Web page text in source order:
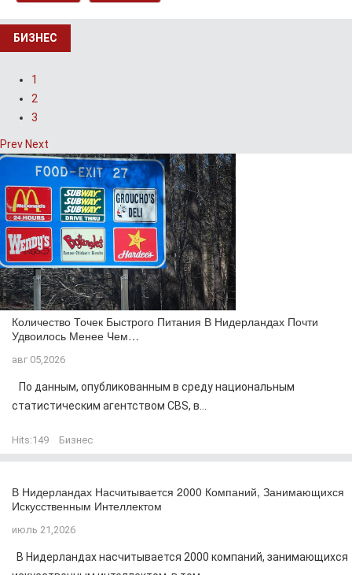
БИЗНЕС
1
2
3
Prev Next
Количество Точек Быстрого Питания В Нидерландах Почти
Удвоилось Менее Чем…
авг 05,2026
По данным, опубликованным в среду национальным
статистическим агентством CBS, в...
Hits:149 Бизнес
В Нидерландах Насчитывается 2000 Компаний, Занимающихся
Искусственным Интеллектом
июль 21,2026
В Нидерландах насчитывается 2000 компаний, занимающихся